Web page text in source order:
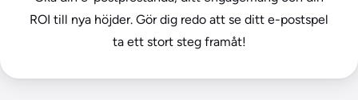
ROI till nya höjder. Gör dig redo att se ditt e-postspel
ta ett stort steg framåt!